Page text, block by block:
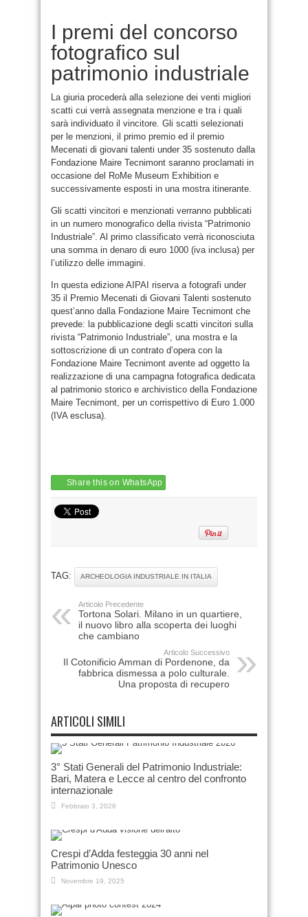
I premi del concorso
fotografico sul
patrimonio industriale
La giuria procederà alla selezione dei venti migliori
scatti cui verrà assegnata menzione e tra i quali
sarà individuato il vincitore. Gli scatti selezionati
per le menzioni, il primo premio ed il premio
Mecenati di giovani talenti under 35 sostenuto dalla
Fondazione Maire Tecnimont saranno proclamati in
occasione del RoMe Museum Exhibition e
successivamente esposti in una mostra itinerante.
Gli scatti vincitori e menzionati verranno pubblicati
in un numero monografico della rivista “Patrimonio
Industriale”. Al primo classificato verrà riconosciuta
una somma in denaro di euro 1000 (iva inclusa) per
l’utilizzo delle immagini.
In questa edizione AIPAI riserva a fotografi under
35 il Premio Mecenati di Giovani Talenti sostenuto
quest’anno dalla Fondazione Maire Tecnimont che
prevede: la pubblicazione degli scatti vincitori sulla
rivista “Patrimonio Industriale”, una mostra e la
sottoscrizione di un contrato d’opera con la
Fondazione Maire Tecnimont avente ad oggetto la
realizzazione di una campagna fotografica dedicata
al patrimonio storico e archivistico della Fondazione
Maire Tecnimont, per un corrispettivo di Euro 1.000
(IVA esclusa).
Share this on WhatsApp
TAG: ARCHEOLOGIA INDUSTRIALE IN ITALIA
Articolo Precedente
Tortona Solari. Milano in un quartiere,
il nuovo libro alla scoperta dei luoghi
che cambiano
Articolo Successivo
Il Cotonificio Amman di Pordenone, da
fabbrica dismessa a polo culturale.
Una proposta di recupero
ARTICOLI SIMILI
3° Stati Generali del Patrimonio Industriale:
Bari, Matera e Lecce al centro del confronto
internazionale
Febbraio 3, 2026
Crespi d’Adda festeggia 30 anni nel
Patrimonio Unesco
Novembre 19, 2025